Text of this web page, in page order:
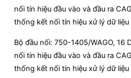
nối tín hiệu đầu vào và đầu ra
thống kết nối tín hiệu xử lý dữ
Bộ đầu nối: 750-1405/WAGO, 16
nối tín hiệu đầu vào và đầu ra
thống kết nối tín hiệu xử lý dữ